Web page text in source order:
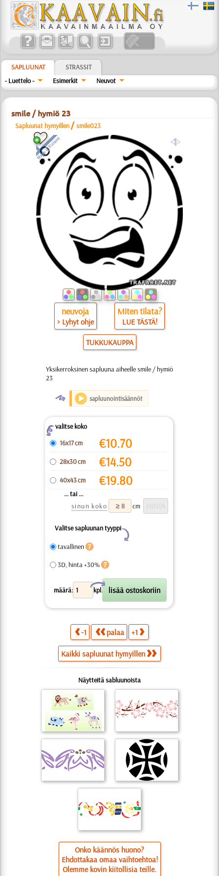
SAPLUUNAT
STRASSIT
- Luettelo -
Esimerkit Neuvot
smile / hymiö 23
Sapluunat hymyillen /smile023
a
neuvoja
> Lyhyt ohje
Miten tilata?
LUE TÄSTÄ!
TUKKUKAUPPA
Yksikerroksinen sapluuna aiheelle smile / hymiö
23
O sapluunointisäännöt
Zvalitse koko
16x17 cm
€10.70
28x30 cm €14.50
40x43 cm €19.80
... tai ...
sinun koko
cm
Valitse sapluunan tyyppi
Y
tavallinen
3D, hinta +30%
määrä: kpl.
X
-1 palaa +1
Kaikki sapluunat hymyillen
Näytteitä sabluunoista
Onko käännös huono?
Ehdottakaa omaa vaihtoehtoa!
Olemme kovin kiitollisia teille.